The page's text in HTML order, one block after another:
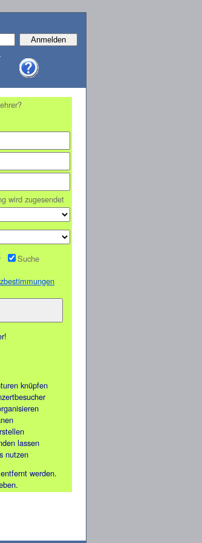
wird zugesendet
Suche
knüpfen
lassen
nutzen
werden.